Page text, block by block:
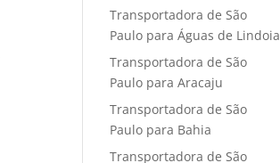
Transportadora de São
Paulo para Águas de Lindoia
Transportadora de São
Paulo para Aracaju
Transportadora de São
Paulo para Bahia
Transportadora de São